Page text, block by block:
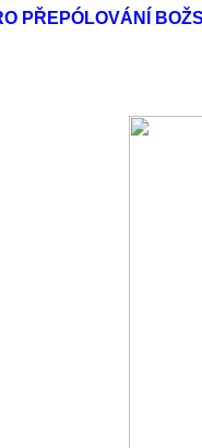
PŘEPÓLOVÁNÍ